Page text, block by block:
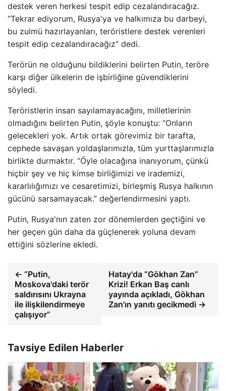
destek veren herkesi tespit edip cezalandıracağız.
“Tekrar ediyorum, Rusya'ya ve halkımıza bu darbeyi,
bu zulmü hazırlayanları, teröristlere destek verenleri
tespit edip cezalandıracağız” dedi.
Terörün ne olduğunu bildiklerini belirten Putin, teröre
karşı diğer ülkelerin de işbirliğine güvendiklerini
söyledi.
Teröristlerin insan sayılamayacağını, milletlerinin
olmadığını belirten Putin, şöyle konuştu: “Onların
gelecekleri yok. Artık ortak görevimiz bir tarafta,
cephede savaşan yoldaşlarımızla, tüm yurttaşlarımızla
birlikte durmaktır. “Öyle olacağına inanıyorum, çünkü
hiçbir şey ve hiç kimse birliğimizi ve irademizi,
kararlılığımızı ve cesaretimizi, birleşmiş Rusya halkının
gücünü sarsamayacak.” değerlendirmesini yaptı.
Putin, Rusya'nın zaten zor dönemlerden geçtiğini ve
her geçen gün daha da güçlenerek yoluna devam
ettiğini sözlerine ekledi.
← “Putin,
Moskova'daki terör
saldırısını Ukrayna
ile ilişkilendirmeye
çalışıyor”
Hatay'da “Gökhan Zan”
Krizi! Erkan Baş canlı
yayında açıkladı, Gökhan
Zan'ın yanıtı gecikmedi →
Tavsiye Edilen Haberler